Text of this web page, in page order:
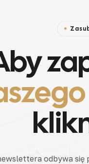
odbywa